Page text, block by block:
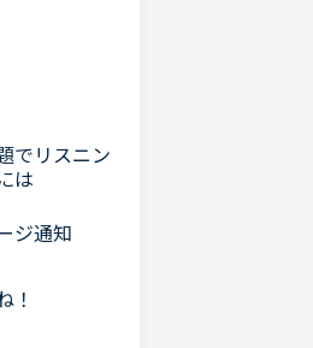
でリスニン
は
ジ通知
！